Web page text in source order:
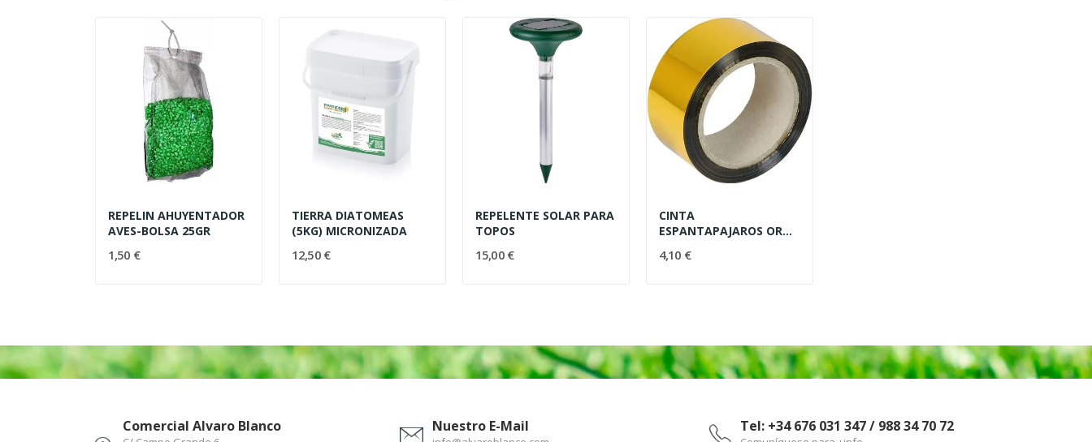
REPELIN AHUYENTADOR
AVES-BOLSA 25GR
1,50 €
TIERRA DIATOMEAS
(5KG) MICRONIZADA
12,50 €
REPELENTE SOLAR PARA
TOPOS
15,00 €
CINTA
ESPANTAPAJAROS ORO
4,10 €
Comercial Alvaro Blanco Nuestro E-Mail Tel: +34 676 031 347 / 988 34 70 72